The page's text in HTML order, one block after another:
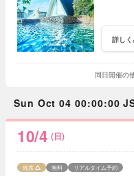
詳しく
同日開催の
Sun Oct 04 00:00:00
10/4 (日)
残席 無料 リアルタイム予約